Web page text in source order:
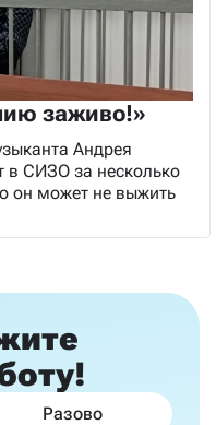
заживо!»
Андрея
в СИЗО за несколько
он может не выжить
Разово